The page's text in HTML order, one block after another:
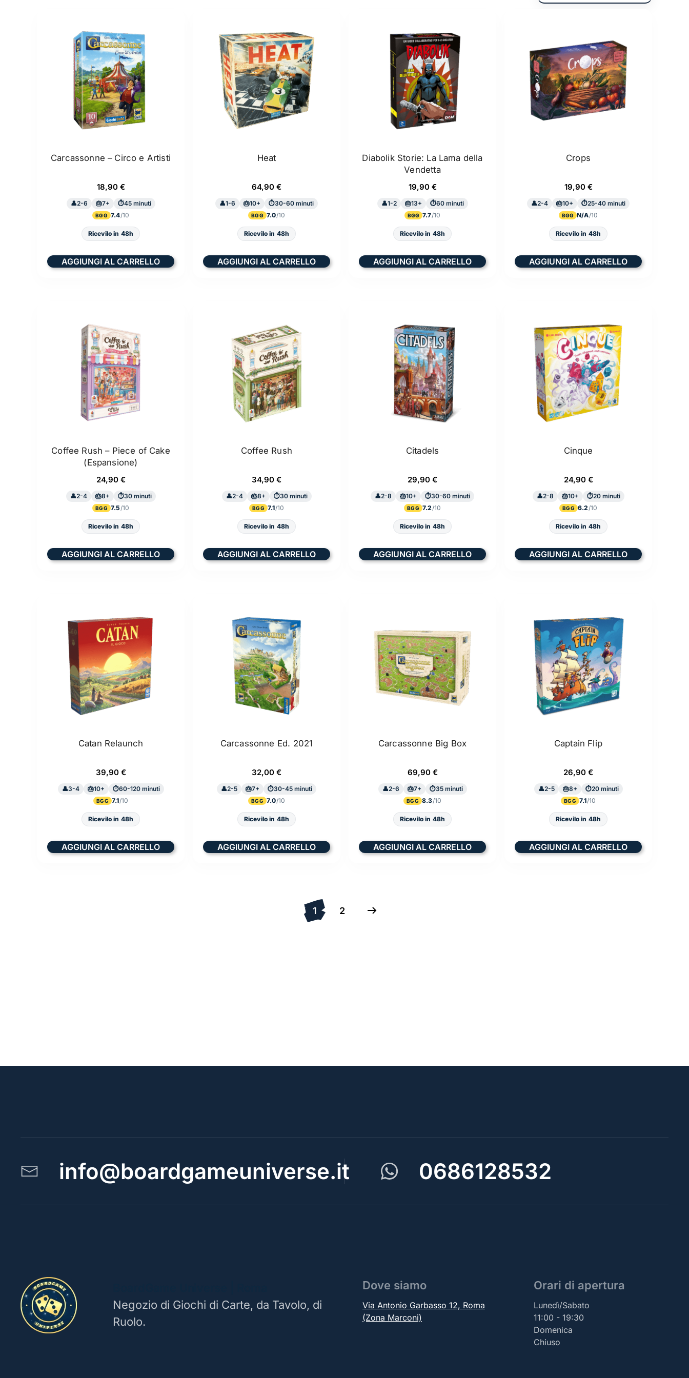
Carcassonne – Circo e Artisti
18,90 €
2-6 7+ 45 minuti
BGG 7.4
Ricevilo in 48h
AGGIUNGI AL CARRELLO
Heat
64,90 €
1-6 10+ 30-60 minuti
BGG 7.0
Ricevilo in 48h
AGGIUNGI AL CARRELLO
Diabolik Storie: La Lama della
Vendetta
19,90 €
1-2 13+ 60 minuti
BGG 7.7
Ricevilo in 48h
AGGIUNGI AL CARRELLO
Crops
19,90 €
2-4 10+ 25-40 minuti
BGG N/A
Ricevilo in 48h
AGGIUNGI AL CARRELLO
Coffee Rush – Piece of Cake
(Espansione)
24,90 €
2-4 8+ 30 minuti
BGG 7.5
Ricevilo in 48h
AGGIUNGI AL CARRELLO
Coffee Rush
34,90 €
2-4 8+ 30 minuti
BGG 7.1
Ricevilo in 48h
AGGIUNGI AL CARRELLO
Citadels
29,90 €
2-8 10+ 30-60 minuti
BGG 7.2
Ricevilo in 48h
AGGIUNGI AL CARRELLO
Cinque
24,90 €
2-8 10+ 20 minuti
BGG 6.2
Ricevilo in 48h
AGGIUNGI AL CARRELLO
Catan Relaunch
39,90 €
3-4 10+ 60-120 minuti
BGG 7.1
Ricevilo in 48h
AGGIUNGI AL CARRELLO
Carcassonne Ed. 2021
32,00 €
2-5 7+ 30-45 minuti
BGG 7.0
Ricevilo in 48h
AGGIUNGI AL CARRELLO
Carcassonne Big Box
69,90 €
2-6 7+ 35 minuti
BGG 8.3
Ricevilo in 48h
AGGIUNGI AL CARRELLO
Captain Flip
26,90 €
2-5 8+ 20 minuti
BGG 7.1
Ricevilo in 48h
AGGIUNGI AL CARRELLO
1 2
info@boardgameuniverse.it 0686128532
Negozio di Giochi di Carte, da Tavolo, di
Ruolo.
Dove siamo
Via Antonio Garbasso 12, Roma
(Zona Marconi)
Orari di apertura
Lunedì/Sabato
11:00 - 19:30
Domenica
Chiuso